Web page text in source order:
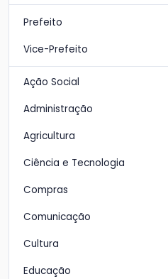
Prefeito
Vice-Prefeito
Ação Social
Administração
Agricultura
Ciência e Tecnologia
Compras
Comunicação
Cultura
Educação